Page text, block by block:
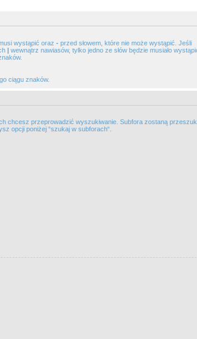
wystąpić oraz - przed słowem, które nie może wystąpić. Jeśli
| wewnątrz nawiasów, tylko jedno ze słów będzie musiało
ciągu znaków.
chcesz przeprowadzić wyszukiwanie. Subfora zostaną
opcji poniżej “szukaj w subforach“.